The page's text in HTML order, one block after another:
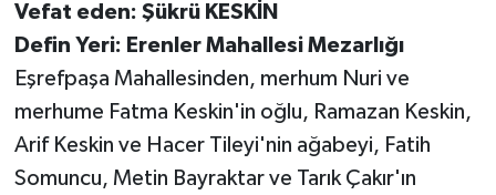
Vefat eden: Şükrü KESKİN
Defin Yeri: Erenler Mahallesi Mezarlığı
Eşrefpaşa Mahallesinden, merhum Nuri ve
merhume Fatma Keskin'in oğlu, Ramazan Keskin,
Arif Keskin ve Hacer Tileyi'nin ağabeyi, Fatih
Somuncu, Metin Bayraktar ve Tarık Çakır'ın